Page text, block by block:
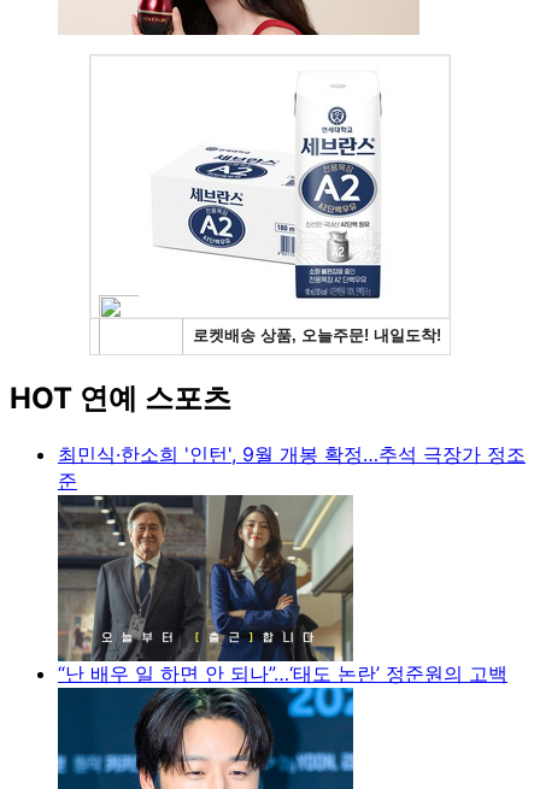
HOT 연예 스포츠
최민식·한소희 '인턴', 9월 개봉 확정…추석 극장가 정조
준
“난 배우 일 하면 안 되나”…‘태도 논란’ 정준원의 고백